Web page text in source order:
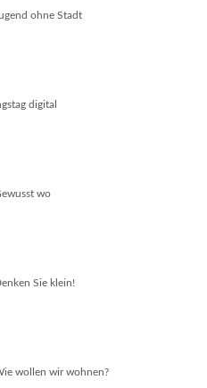
ohne Stadt
digital
wo
Sie klein!
wollen wir wohnen?